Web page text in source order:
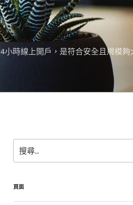
時線上開戶，是符合安全且規模夠
尋
關
字:
頁面